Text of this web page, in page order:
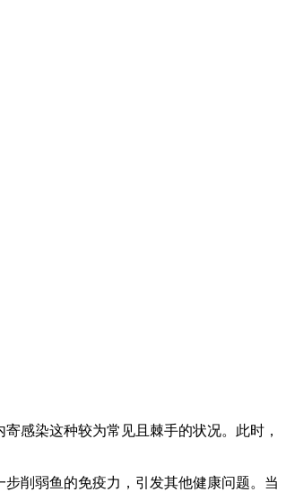
感染这种较为常见且棘手的状况。此时，
削弱鱼的免疫力，引发其他健康问题。当